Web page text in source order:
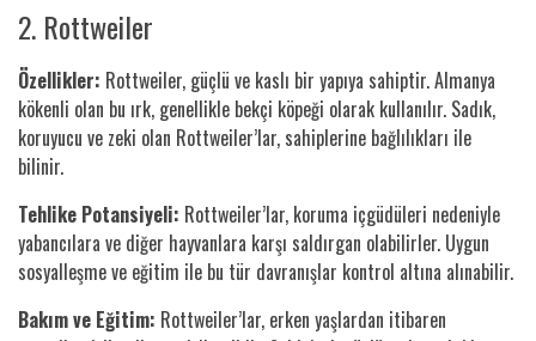
2. Rottweiler
Özellikler: Rottweiler, güçlü ve kaslı bir yapıya sahiptir. Almanya
kökenli olan bu ırk, genellikle bekçi köpeği olarak kullanılır. Sadık,
koruyucu ve zeki olan Rottweiler’lar, sahiplerine bağlılıkları ile
bilinir.
Tehlike Potansiyeli: Rottweiler’lar, koruma içgüdüleri nedeniyle
yabancılara ve diğer hayvanlara karşı saldırgan olabilirler. Uygun
sosyalleşme ve eğitim ile bu tür davranışlar kontrol altına alınabilir.
Bakım ve Eğitim: Rottweiler’lar, erken yaşlardan itibaren